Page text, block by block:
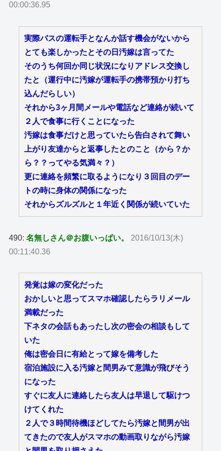
00:00:36.95
実際バスの運転手となんか話す機会がないから
とても楽しかったとその日汚嫁は言ってた
そのうち何回か同じ状況になりアドレス交換し
たと（運行中に汚嫁が運転手の携帯預かり打ち
込んだらしい）
それから3ヶ月間メールや電話など連絡が続いて
２人で食事に行くことになった
汚嫁は食事だけと思っていたら告白されて舞い
上がり友達からと返事したとのこと（から？か
ら？？ってやる気満々？）
更に連絡を頻繁に取るようになり３回目のデー
トの時に身体の関係になった
それからズルズルと１年近く関係が続いていた
490:名無しさん＠お腹いっぱい。
2016/10/13(木)
00:11:40.36
発覚は嫁の変化だった
おかしいと思ってスマホ確認したらラリメール
満載だった
下ネタの会話もあったし次の密会の相談もして
いた
俺は密会日に有給とって嫁を備考した
宿泊施設に入る汚嫁と間男みて意識が飛びそう
になった
すぐに友人に連絡したら友人は早退して駆けつ
けてくれた
２人で３時間待機ほどしてたら汚嫁と間男が出
てきたので友人がスマホの動画取りながら汚嫁